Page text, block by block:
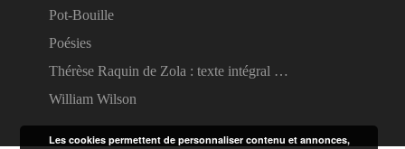
Pot-Bouille
Poésies
Thérèse Raquin de Zola : texte intégral …
William Wilson
Les cookies permettent de personnaliser contenu et annonces,